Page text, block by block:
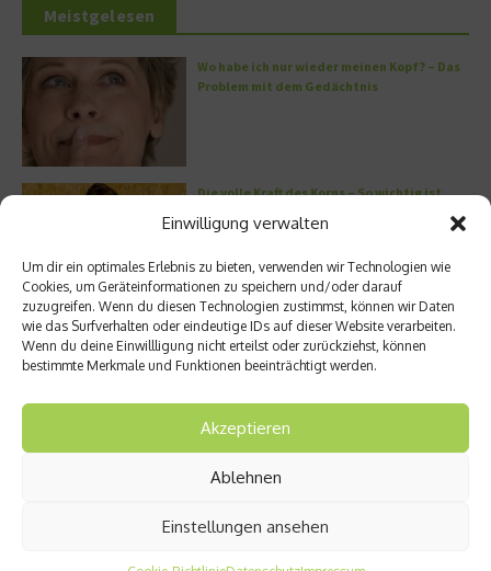
Einwilligung verwalten
Um dir ein optimales Erlebnis zu bieten, verwenden wir Technologien wie
Cookies, um Geräteinformationen zu speichern und/oder darauf
zuzugreifen. Wenn du diesen Technologien zustimmst, können wir Daten
wie das Surfverhalten oder eindeutige IDs auf dieser Website verarbeiten.
Wenn du deine Einwillligung nicht erteilst oder zurückziehst, können
bestimmte Merkmale und Funktionen beeinträchtigt werden.
Akzeptieren
Ablehnen
Einstellungen ansehen
Meistgelesen
Wo habe ich nur wieder meinen Kopf? – Das
Problem mit dem Gedächtnis
Die volle Kraft des Korns – So wichtig ist
Entzündung der Nebenhöhlen: Symptome
und verschiedene Formen